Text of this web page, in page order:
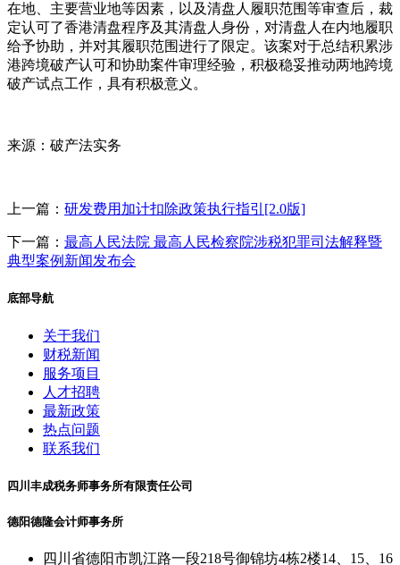
在地、主要营业地等因素，以及清盘人履职范围等审查后，裁
定认可了香港清盘程序及其清盘人身份，对清盘人在内地履职
给予协助，并对其履职范围进行了限定。该案对于总结积累涉
港跨境破产认可和协助案件审理经验，积极稳妥推动两地跨境
破产试点工作，具有积极意义。
来源：破产法实务
上一篇： 研发费用加计扣除政策执行指引[2.0版]
下一篇： 最高人民法院 最高人民检察院涉税犯罪司法解释暨
典型案例新闻发布会
底部导航
关于我们
财税新闻
服务项目
人才招聘
最新政策
热点问题
联系我们
四川丰成税务师事务所有限责任公司
德阳德隆会计师事务所
四川省德阳市凯江路一段218号御锦坊4栋2楼14、15、16